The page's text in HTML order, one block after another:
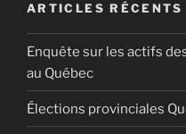
ARTICLES RÉCENTS
Enquête sur les actifs
au Québec
Élections provinciales